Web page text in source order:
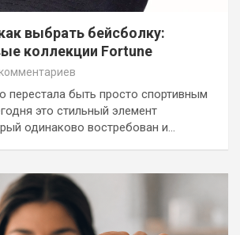
выбрать бейсболку:
коллекции Fortune
перестала быть просто спортивным
это стильный элемент
одинаково востребован и…